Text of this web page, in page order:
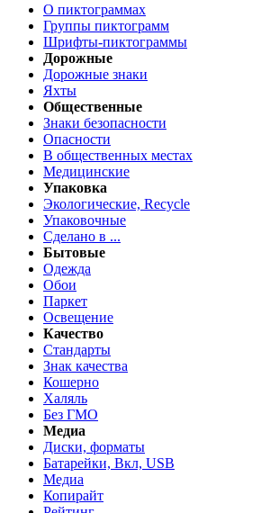
О пиктограммах
Группы пиктограмм
Шрифты-пиктограммы
Дорожные
Дорожные знаки
Яхты
Общественные
Знаки безопасности
Опасности
В общественных местах
Медицинские
Упаковка
Экологические, Recycle
Упаковочные
Сделано в ...
Бытовые
Одежда
Обои
Паркет
Освещение
Качество
Стандарты
Знак качества
Кошерно
Халяль
Без ГМО
Медиа
Диски, форматы
Батарейки, Вкл, USB
Медиа
Копирайт